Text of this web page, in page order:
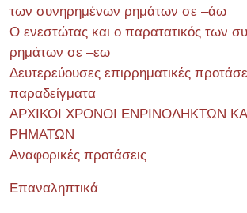
των συνηρημένων ρημάτων σε –άω
Ο ενεστώτας και ο παρατατικός των
ρημάτων σε –εω
Δευτερεύουσες επιρρηματικές
παραδείγματα
ΑΡΧΙΚΟΙ ΧΡΟΝΟΙ ΕΝΡΙΝΟΛΗΚΤΩΝ
ΡΗΜΑΤΩΝ
Αναφορικές προτάσεις
Επαναληπτικά